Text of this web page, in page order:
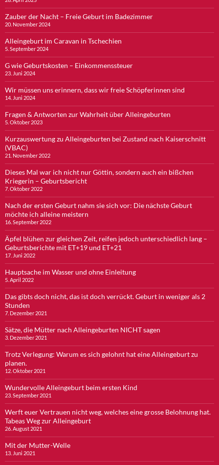
Zauber der Nacht – Freie Geburt im Badezimmer
20. November 2024
Alleingeburt im Caravan in Tschechien
5. September 2024
G wie Geburtskosten – Einkommenssteuer
23. Juni 2024
Wir müssen uns erinnern, dass wir freie Schöpferinnen sind
14. Juni 2024
Fragen & Antworten zur Wahrheit über Alleingeburten
5. Oktober 2023
Kurzauswertung zu Alleingeburten bei Zustand nach Kaiserschnitt
(VBAC)
21. November 2022
Dieses Mal war ich nicht nur Göttin, sondern auch ein bißchen
Kriegerin – Geburtsbericht
7. Oktober 2022
Nach der ersten Geburt nahm sie sich vor: Die nächste Geburt
möchte ich alleine meistern
16. September 2022
Äpfel blühen zur gleichen Zeit, reifen jedoch unterschiedlich lang –
Geburtsberichte mit ET+19 und ET+21
17. Juni 2022
Hauptsache im Wasser und ohne Einleitung
5. April 2022
Das gibts doch nicht, das ist doch verrückt. Geburt in weniger als 2
Stunden
7. Dezember 2021
Sätze, die Mütter nach Alleingeburten NICHT sagen
3. Dezember 2021
Trotz Verlegung: Warum es sich gelohnt hat eine Alleingeburt zu
planen.
12. Oktober 2021
Wundervolle Alleingeburt beim ersten Kind
23. September 2021
Werft euer Vertrauen nicht weg, welches eine grosse Belohnung hat.
Tabeas Weg zur Alleingeburt
26. August 2021
Mit der Mutter-Welle
13. Juni 2021